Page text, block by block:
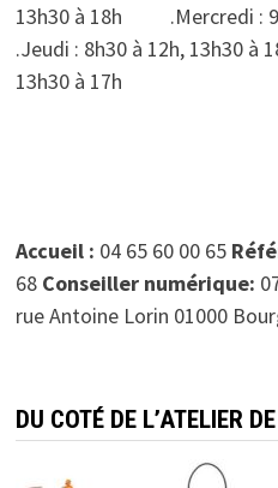
13h30 à 18h .Mercredi :
.Jeudi : 8h30 à 12h, 13h30 à
13h30
Accueil : 04 65 60 00 65
68 Conseiller numérique:
rue Antoine Lorin 01000
DU COTÉ DE L’ATELIER